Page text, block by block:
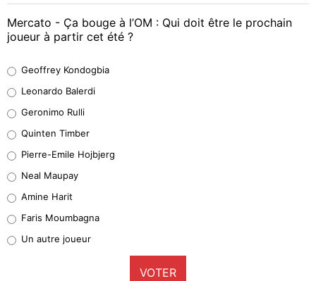
Mercato - Ça bouge à l’OM : Qui doit être le prochain
joueur à partir cet été ?
38%
32%
5%
1%
9%
Geoffrey Kondogbia
Leonardo Balerdi
Geronimo Rulli
Quinten Timber
Pierre-Emile Hojbjerg
Neal Maupay
Amine Harit
Faris Moumbagna
Un autre joueur
VOTER